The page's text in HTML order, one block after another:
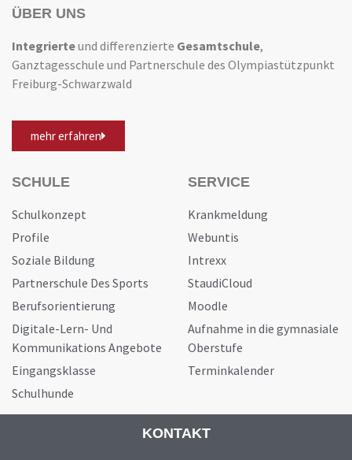
ÜBER UNS
Integrierteund differenzierte Gesamtschule,
Ganztagesschule und Partnerschule des Olympiastützpunkt
Freiburg-Schwarzwald
mehr erfahren
SCHULE
Schulkonzept
Profile
Soziale Bildung
Partnerschule Des Sports
Berufsorientierung
Digitale-Lern- Und
Kommunikations Angebote
Eingangsklasse
Schulhunde
SERVICE
Krankmeldung
Webuntis
Intrexx
StaudiCloud
Moodle
Aufnahme in die gymnasiale
Oberstufe
Terminkalender
KONTAKT